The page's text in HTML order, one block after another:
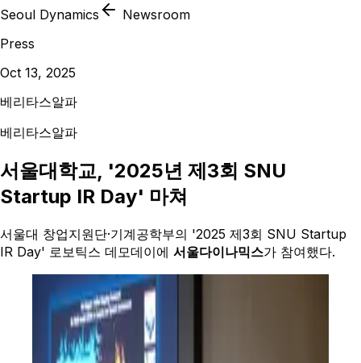
Seoul Dynamics
Newsroom
Press
Oct 13, 2025
베리타스알파
베리타스알파
서울대학교, '2025년 제3회 SNU
Startup IR Day' 마쳐
서울대 창업지원단·기계공학부의 '2025 제3회 SNU Startup
IR Day' 로보틱스 데모데이에 서울다이나믹스가 참여했다.